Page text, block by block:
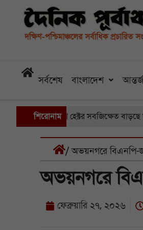
সর্বশেষ বাংলাদেশ
শিরোনাম
ডুবেছে আড়াইশ হেক্টর সবজিক্ষেত বাড়ছে দাম-
/ অভয়নগরে বিএনপি-
অভয়নগরে
ফেব্রুয়ারি ২৭, ২০২৬